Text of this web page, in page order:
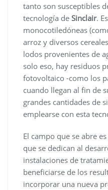
tanto son susceptibles
tecnología de Sinclair.
monocotiledóneas
arroz y diversos
lodos provenientes de
solo eso, hay residuos
fotovoltaico -como los
cuando llegan al fin de
grandes cantidades de
emplearse con esta
El campo que se abre
que se dedican al
instalaciones de
beneficiarse de los
incorporar una nueva